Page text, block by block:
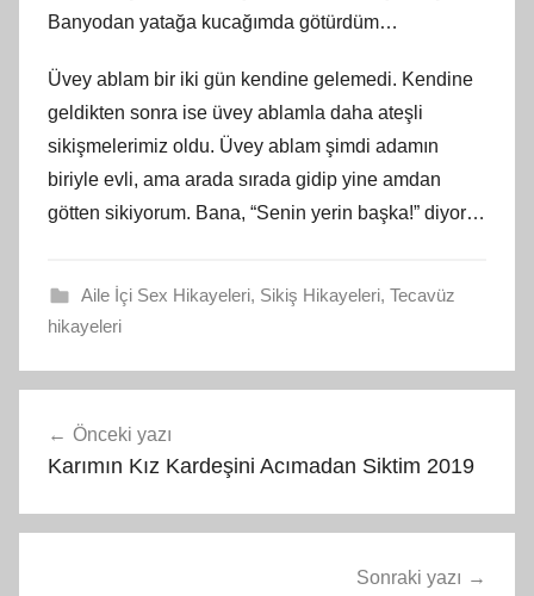
Banyodan yatağa kucağımda götürdüm…
Üvey ablam bir iki gün kendine gelemedi. Kendine
geldikten sonra ise üvey ablamla daha ateşli
sikişmelerimiz oldu. Üvey ablam şimdi adamın
biriyle evli, ama arada sırada gidip yine amdan
götten sikiyorum. Bana, “Senin yerin başka!” diyor…
Aile İçi Sex Hikayeleri, Sikiş Hikayeleri, Tecavüz
hikayeleri
gezinmesi
Önceki yazı
Karımın Kız Kardeşini Acımadan Siktim 2019
Sonraki yazı